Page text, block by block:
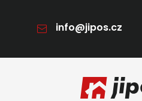
info@jipos.cz
Zápatí